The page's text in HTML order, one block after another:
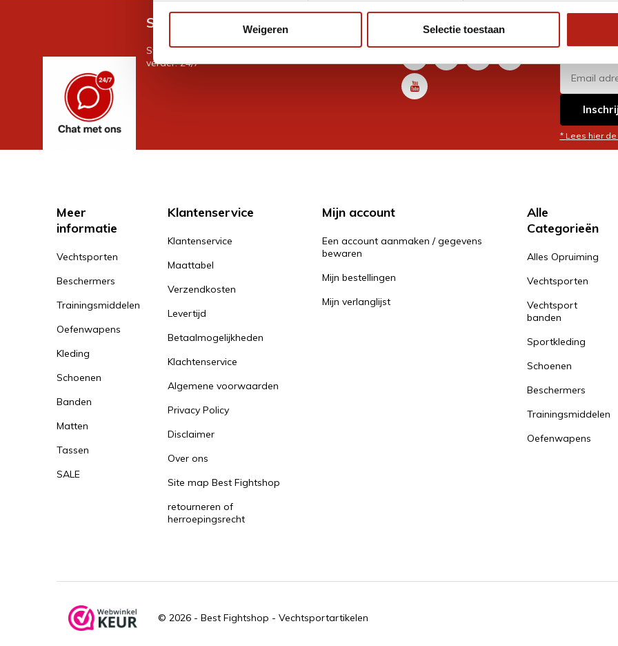
Weigeren Selectie toestaan
Snel antwoord op je vraag?
Stel je vraag in de chat, en we helpen je graag
verder. 24/7
Volg ons
* Lees hier
Meer
informatie
Vechtsporten
Beschermers
Trainingsmiddelen
Oefenwapens
Kleding
Schoenen
Banden
Matten
Tassen
SALE
Klantenservice
Klantenservice
Maattabel
Verzendkosten
Levertijd
Betaalmogelijkheden
Klachtenservice
Algemene voorwaarden
Privacy Policy
Disclaimer
Over ons
Site map Best Fightshop
retourneren of
herroepingsrecht
Mijn account
Een account aanmaken / gegevens
bewaren
Mijn bestellingen
Mijn verlanglijst
Alle
Categorieën
Alles Opruiming
Vechtsporten
Vechtsport
banden
Sportkleding
Schoenen
Beschermers
Trainingsmiddelen
Oefenwapens
© 2026 - Best Fightshop - Vechtsportartikelen